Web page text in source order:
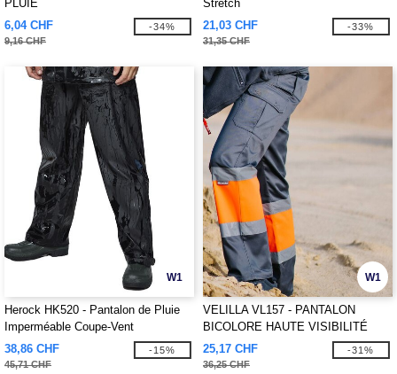
PLUIE
6,04 CHF
9,16 CHF
-34%
Stretch
21,03 CHF
31,35 CHF
-33%
W1
Herock HK520 - Pantalon de Pluie
Imperméable Coupe-Vent
38,86 CHF
45,71 CHF
-15%
W1
VELILLA VL157 - PANTALON
BICOLORE HAUTE VISIBILITÉ
25,17 CHF
36,25 CHF
-31%